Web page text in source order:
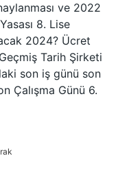
ve 2022
8. Lise
2024? Ücret
Tarih Şirketi
son iş günü son
Çalışma Günü 6.